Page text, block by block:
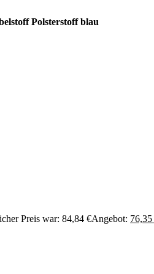
Polsterstoff blau
Preis war: 84,84 €Angebot: 76,35